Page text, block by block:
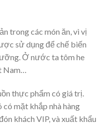
trong các món ăn, vì vị
sử dụng để chế biến
Ở nước ta tôm he
Nam…
thực phẩm có giá trị.
có mặt khắp nhà hàng
khách VIP, và xuất khẩu